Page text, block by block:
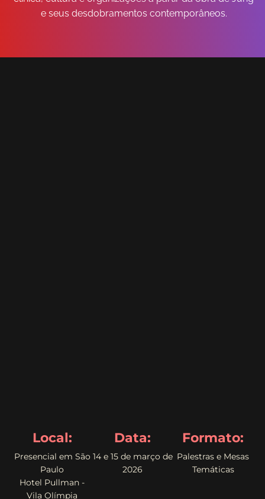
e seus desdobramentos contemporâneos.
Local:
Presencial em São
Paulo
Hotel Pullman -
Vila Olímpia
Data:
14 e 15 de março de
2026
Formato:
Palestras e Mesas
Temáticas